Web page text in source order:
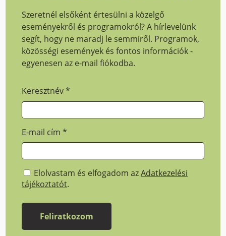
Szeretnél elsőként értesülni a közelgő
eseményekről és programokról? A hírlevelünk
segít, hogy ne maradj le semmiről. Programok,
közösségi események és fontos információk -
egyenesen az e-mail fiókodba.
Keresztnév*
E-mail cím*
Elolvastam és elfogadom azAdatkezelési
tájékoztatót.